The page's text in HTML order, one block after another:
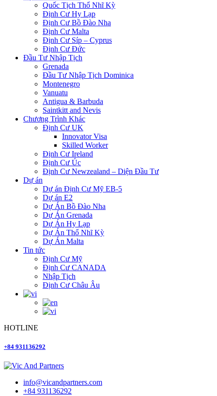
Quốc Tịch Thổ Nhĩ Kỳ
Định Cư Hy Lạp
Định Cư Bồ Đào Nha
Định Cư Malta
Định Cư Síp – Cyprus
Định Cư Đức
Đầu Tư Nhập Tịch
Grenada
Đầu Tư Nhập Tịch Dominica
Montenegro
Vanuatu
Antigua & Barbuda
Saintkitt and Nevis
Chương Trình Khác
Định Cư UK
Innovator Visa
Skilled Worker
Định Cư Ireland
Định Cư Úc
Định Cư Newzealand – Diện Đầu Tư
Dự án
Dự án Định Cư Mỹ EB-5
Dự án E2
Dự Án Bồ Đào Nha
Dự Án Grenada
Dự Án Hy Lạp
Dự Án Thổ Nhĩ Kỳ
Dự Án Malta
Tin tức
Định Cư Mỹ
Định Cư CANADA
Nhập Tịch
Định Cư Châu Âu
HOTLINE
+84 931136292
info@vicandpartners.com
+84 931136292